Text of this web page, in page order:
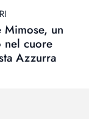
un
nel cuore
Azzurra